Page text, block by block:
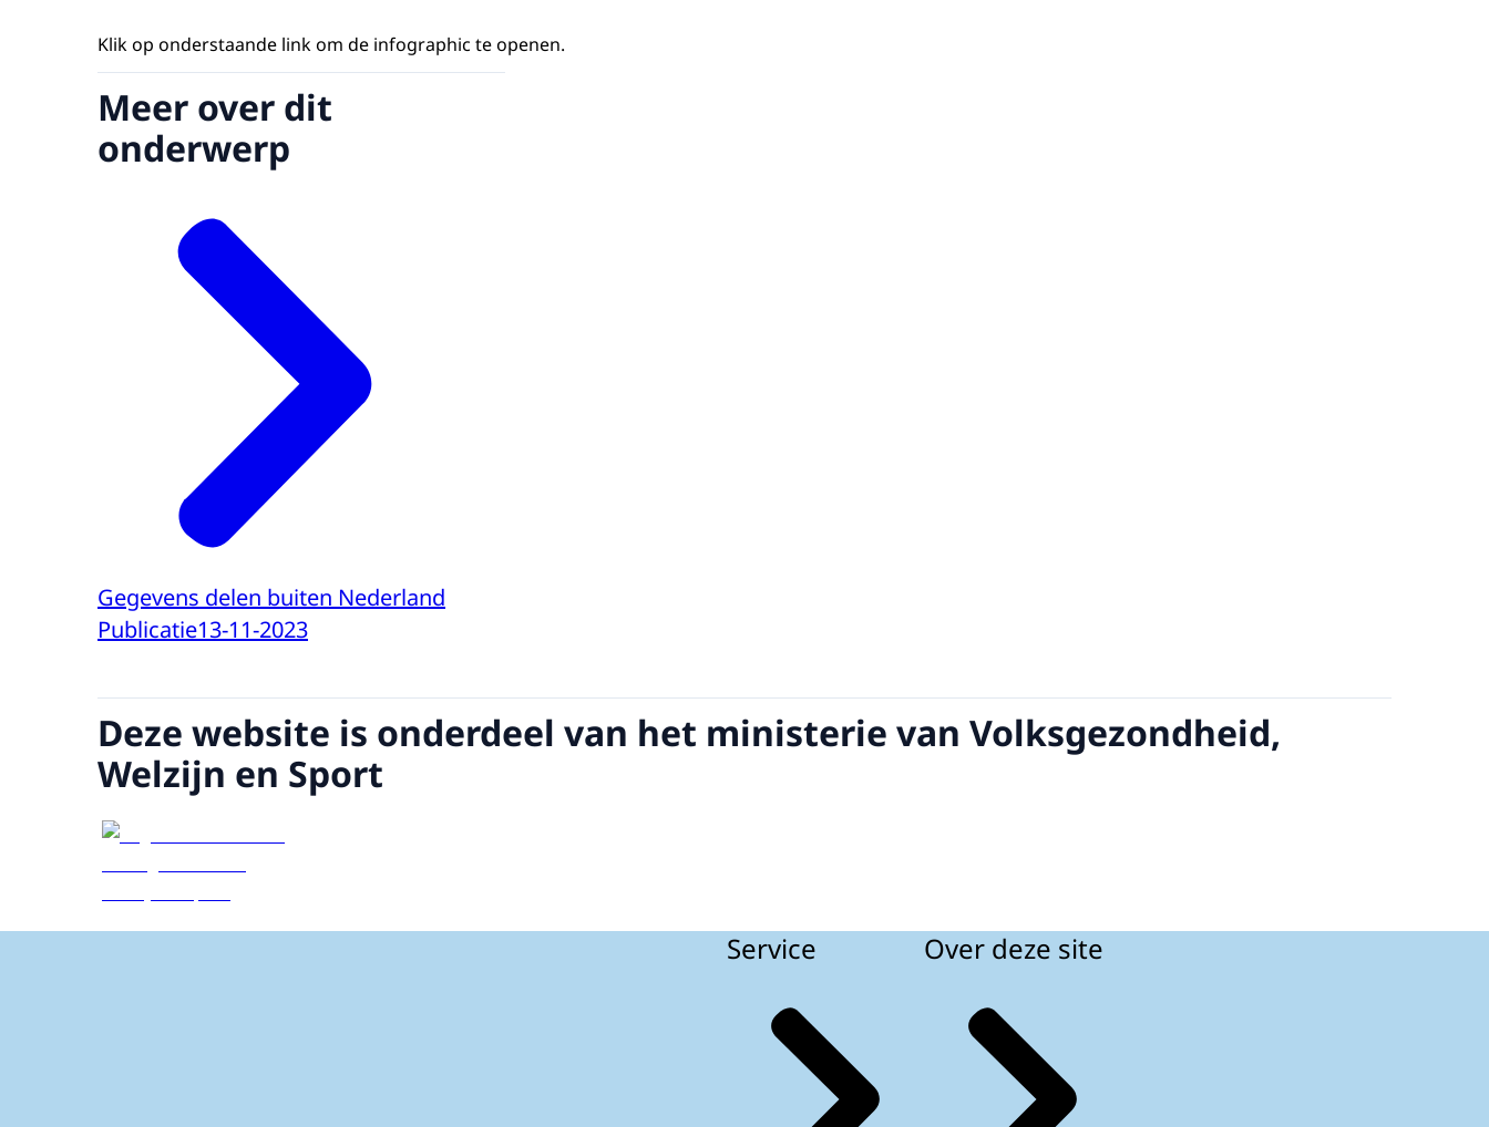
Klik op onderstaande link om de infographic te openen.
Meer over dit
onderwerp
Gegevens delen buiten Nederland
Publicatie13-11-2023
Deze website is onderdeel van het ministerie van Volksgezondheid,
Welzijn en Sport
Service Over deze site